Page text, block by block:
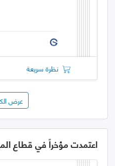
نظرة سريعة
عرض
اعتمدت مؤخراً في قطاع